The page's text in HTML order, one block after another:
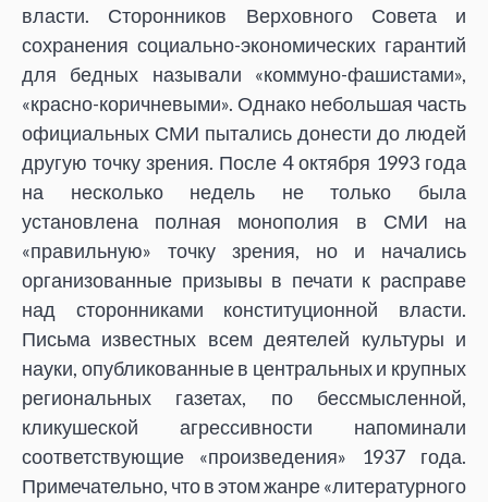
власти. Сторонников Верховного Совета и
сохранения социально-экономических гарантий
для бедных называли «коммуно-фашистами»,
«красно-коричневыми». Однако небольшая часть
официальных СМИ пытались донести до людей
другую точку зрения. После 4 октября 1993 года
на несколько недель не только была
установлена полная монополия в СМИ на
«правильную» точку зрения, но и начались
организованные призывы в печати к расправе
над сторонниками конституционной власти.
Письма известных всем деятелей культуры и
науки, опубликованные в центральных и крупных
региональных газетах, по бессмысленной,
кликушеской агрессивности напоминали
соответствующие «произведения» 1937 года.
Примечательно, что в этом жанре «литературного